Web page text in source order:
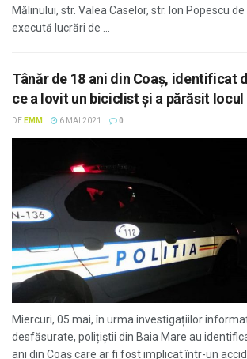
Mălinului, str. Valea Caselor, str. Ion Popescu
execută lucrări de ...
Tânăr de 18 ani din Coaș, identificat
ce a lovit un biciclist şi a părăsit
DE EMM 6 MAI 2021 0
Miercuri, 05 mai, în urma investigațiilor
desfăsurate, polițiștii din Baia Mare au
ani din Coaș care ar fi fost implicat într-un